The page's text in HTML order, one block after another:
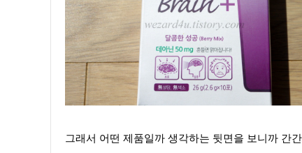
그래서 어떤 제품일까 생각하는 뒷면을 보니까 간